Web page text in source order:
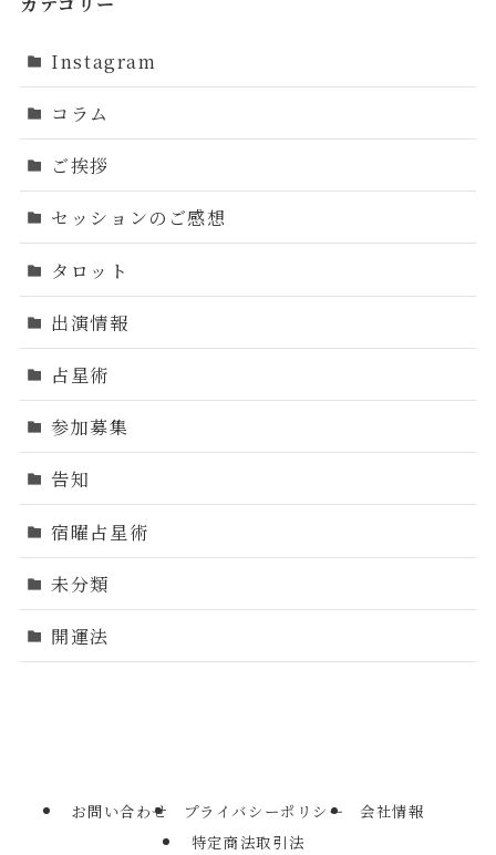
Instagram
コラム
ご挨拶
セッションのご感想
タロット
出演情報
占星術
参加募集
告知
宿曜占星術
未分類
開運法
お問い合わせ プライバシーポリシー
会社情報
特定商法取引法